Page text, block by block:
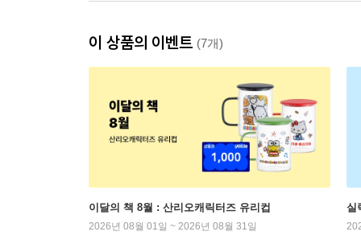
이 상품의 이벤트 (7개)
이달의 책 8월 : 산리오캐릭터즈 유리컵
2026년 08월 01일 ~ 2026년 08월 31일
실